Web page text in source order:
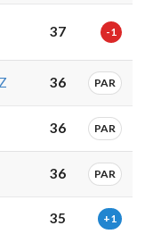
37 -1
36 PAR
36 PAR
36 PAR
35 +1